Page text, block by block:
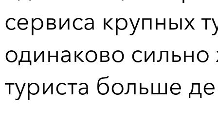
сервиса крупных
одинаково
туриста больше